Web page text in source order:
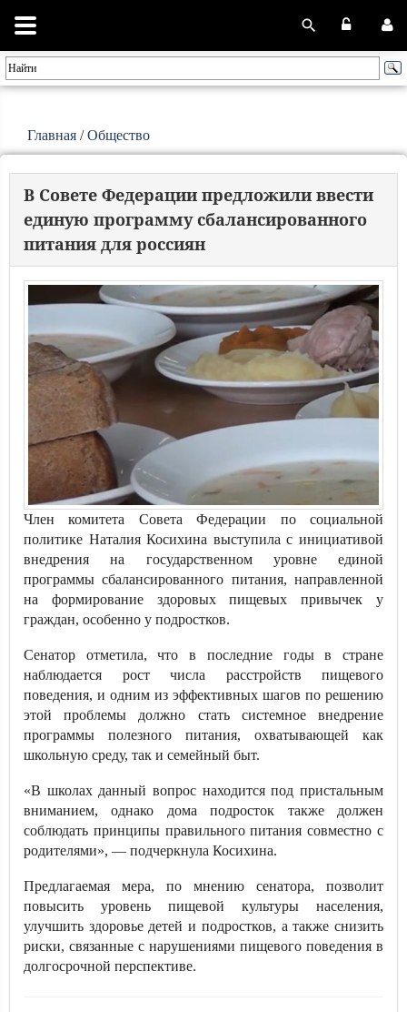
Главная /Общество
В Совете Федерации предложили ввести
единую программу сбалансированного
питания для россиян
Член комитета Совета Федерации по социальной
политике Наталия Косихина выступила с инициативой
внедрения на государственном уровне единой
программы сбалансированного питания, направленной
на формирование здоровых пищевых привычек у
граждан, особенно у подростков.
Сенатор отметила, что в последние годы в стране
наблюдается рост числа расстройств пищевого
поведения, и одним из эффективных шагов по решению
этой проблемы должно стать системное внедрение
программы полезного питания, охватывающей как
школьную среду, так и семейный быт.
«В школах данный вопрос находится под пристальным
вниманием, однако дома подросток также должен
соблюдать принципы правильного питания совместно с
родителями», — подчеркнула Косихина.
Предлагаемая мера, по мнению сенатора, позволит
повысить уровень пищевой культуры населения,
улучшить здоровье детей и подростков, а также снизить
риски, связанные с нарушениями пищевого поведения в
долгосрочной перспективе.